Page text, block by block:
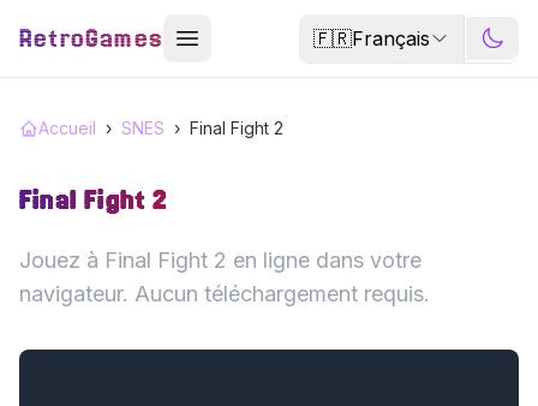
RetroGames 🇫🇷Français
Accueil › SNES › Final Fight 2
Final Fight 2
Jouez à Final Fight 2 en ligne dans votre
navigateur. Aucun téléchargement requis.